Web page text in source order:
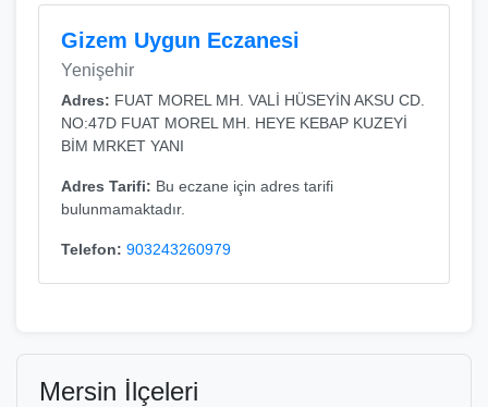
Gizem Uygun Eczanesi
Yenişehir
Adres: FUAT MOREL MH. VALİ HÜSEYİN AKSU CD.
NO:47D FUAT MOREL MH. HEYE KEBAP KUZEYİ
BİM MRKET YANI
Adres Tarifi: Bu eczane için adres tarifi
bulunmamaktadır.
Telefon: 903243260979
Mersin İlçeleri